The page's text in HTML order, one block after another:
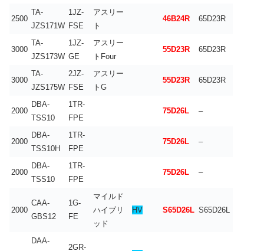
2500
TA-
JZS171W
1JZ-
FSE
アスリー
ト
46B24R 65D23R
3000
TA-
JZS173W
1JZ-
GE
アスリー
トFour
55D23R 65D23R
3000
TA-
JZS175W
2JZ-
FSE
アスリー
トG
55D23R 65D23R
2000
DBA-
TSS10
1TR-
FPE
75D26L –
2000
DBA-
TSS10H
1TR-
FPE
75D26L –
2000
DBA-
TSS10
1TR-
FPE
75D26L –
2000
CAA-
GBS12
1G-
FE
マイルド
ハイブリ
ッド
HV S65D26L S65D26L
DAA-
2GR-